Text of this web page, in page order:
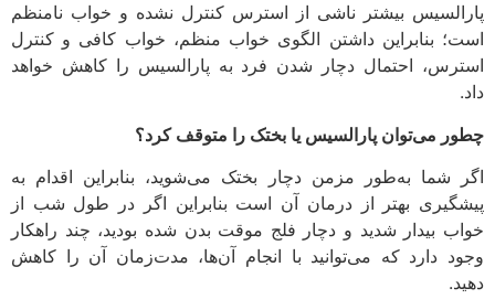
پارالسیس بیشتر ناشی از استرس کنترل نشده و خواب نامنظم
است؛ بنابراین داشتن الگوی خواب منظم، خواب کافی و کنترل
استرس، احتمال دچار شدن فرد به پارالسیس را کاهش خواهد
داد.
چطور می‌توان پارالسیس یا بختک را متوقف کرد؟
اگر شما به‌طور مزمن دچار بختک می‌شوید، بنابراین اقدام به
پیشگیری بهتر از درمان آن است بنابراین اگر در طول شب از
خواب بیدار شدید و دچار فلج موقت بدن شده بودید، چند راهکار
وجود دارد که می‌توانید با انجام آن‌ها، مدت‌زمان آن را کاهش
دهید.